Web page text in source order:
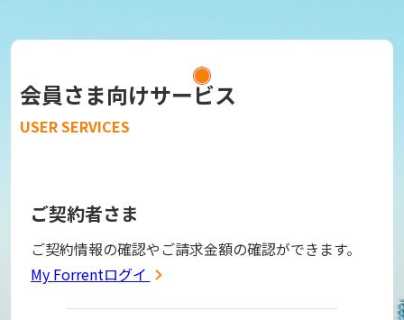
会員さま向けサービス
USER SERVICES
ご契約者さま
ご契約情報の確認やご請求金額の確認ができます。
My Forrentログイン